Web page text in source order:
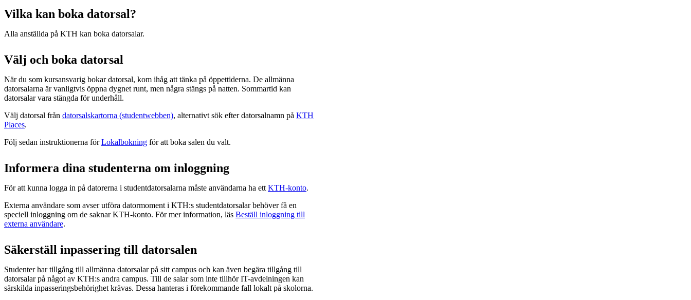
Vilka kan boka datorsal?
Alla anställda på KTH kan boka datorsalar.
Välj och boka datorsal
När du som kursansvarig bokar datorsal, kom ihåg att tänka på öppettiderna. De allmänna
datorsalarna är vanligtvis öppna dygnet runt, men några stängs på natten. Sommartid kan
datorsalar vara stängda för underhåll.
Välj datorsal från datorsalskartorna (studentwebben), alternativt sök efter datorsalnamn på KTH
Places.
Följ sedan instruktionerna förLokalbokning för att boka salen du valt.
Informera dina studenterna om inloggning
För att kunna logga in på datorerna i studentdatorsalarna måste användarna ha ett KTH-konto.
Externa användare som avser utföra datormoment i KTH:s studentdatorsalar behöver få en
speciell inloggning om de saknar KTH-konto. För mer information, läs Beställ inloggning till
externa användare.
Säkerställ inpassering till datorsalen
Studenter har tillgång till allmänna datorsalar på sitt campus och kan även begära tillgång till
datorsalar på något av KTH:s andra campus. Till de salar som inte tillhör IT-avdelningen kan
särskilda inpasseringsbehörighet krävas. Dessa hanteras i förekommande fall lokalt på skolorna.